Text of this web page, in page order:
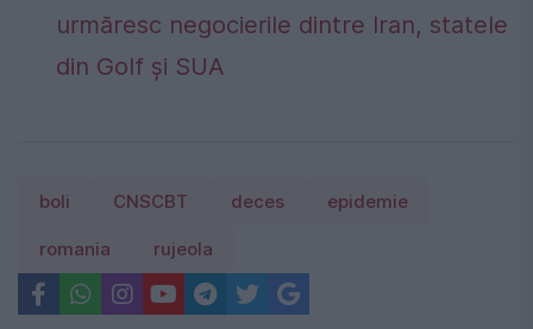
urmăresc negocierile dintre Iran, statele
din Golf și SUA
boli CNSCBT deces epidemie
romania rujeola